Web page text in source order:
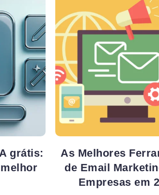
grátis:
As Melhores
de Email
Empresas em